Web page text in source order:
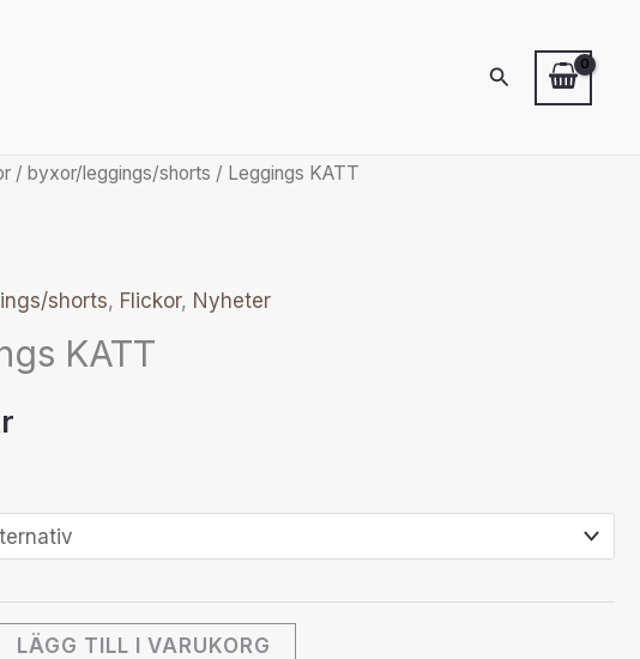
Sök
/byxor/leggings/shorts / Leggings KATT
shorts, Flickor, Nyheter
KATT
LÄGG TILL I VARUKORG